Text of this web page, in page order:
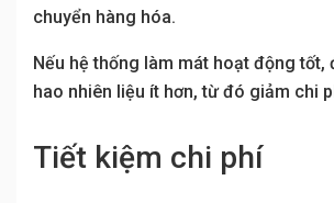
chuyển hàng hóa.
Nếu hệ thống làm mát hoạt động tốt,
hao nhiên liệu ít hơn, từ đó giảm chi
Tiết kiệm chi phí